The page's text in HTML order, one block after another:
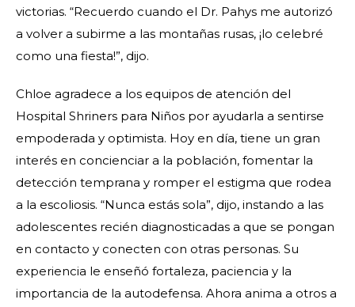
victorias. “Recuerdo cuando el Dr. Pahys me autorizó
a volver a subirme a las montañas rusas, ¡lo celebré
como una fiesta!”, dijo.
Chloe agradece a los equipos de atención del
Hospital Shriners para Niños por ayudarla a sentirse
empoderada y optimista. Hoy en día, tiene un gran
interés en concienciar a la población, fomentar la
detección temprana y romper el estigma que rodea
a la escoliosis. “Nunca estás sola”, dijo, instando a las
adolescentes recién diagnosticadas a que se pongan
en contacto y conecten con otras personas. Su
experiencia le enseñó fortaleza, paciencia y la
importancia de la autodefensa. Ahora anima a otros a